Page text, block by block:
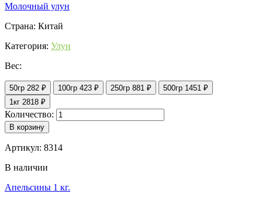
Молочный улун
Страна: Китай
Категория: Улун
Вес:
50гр 282 ₽ 100гр 423 ₽ 250гр 881 ₽ 500гр 1451 ₽
1кг 2818 ₽
Количество:
В корзину
Артикул: 8314
В наличии
Апельсины 1 кг.